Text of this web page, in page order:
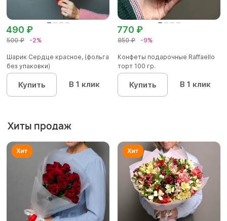
500 ₽ -2%
490 ₽
Шарик Сердце красное, (фольга
без упаковки)
Купить В 1 клик
850 ₽ -9%
770 ₽
Конфеты подарочные Raffaello
торт 100 гр.
Купить В 1 клик
Хиты продаж